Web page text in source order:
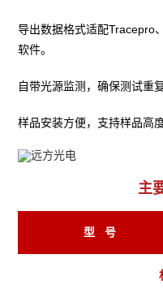
导出数据格式适配Tracepro
软件。
自带光源监测，确保测试重
样品安装方便，支持样品高
主
型 号